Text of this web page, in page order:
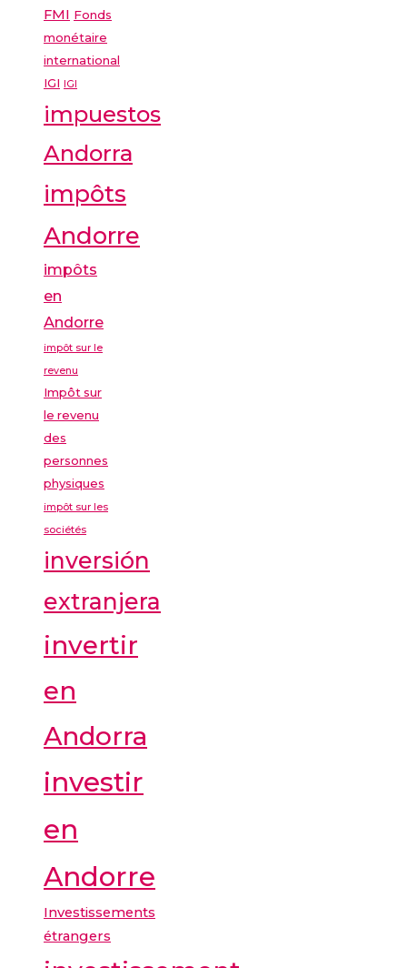
FMI Fonds
monétaire
international
IGI
IGI
impuestos
Andorra
impôts
Andorre
impôts
en
Andorre
impôt sur le
revenu
Impôt sur
le revenu
des
personnes
physiques
impôt sur les
sociétés
inversión
extranjera
invertir
en
Andorra
investir
en
Andorre
Investissements
étrangers